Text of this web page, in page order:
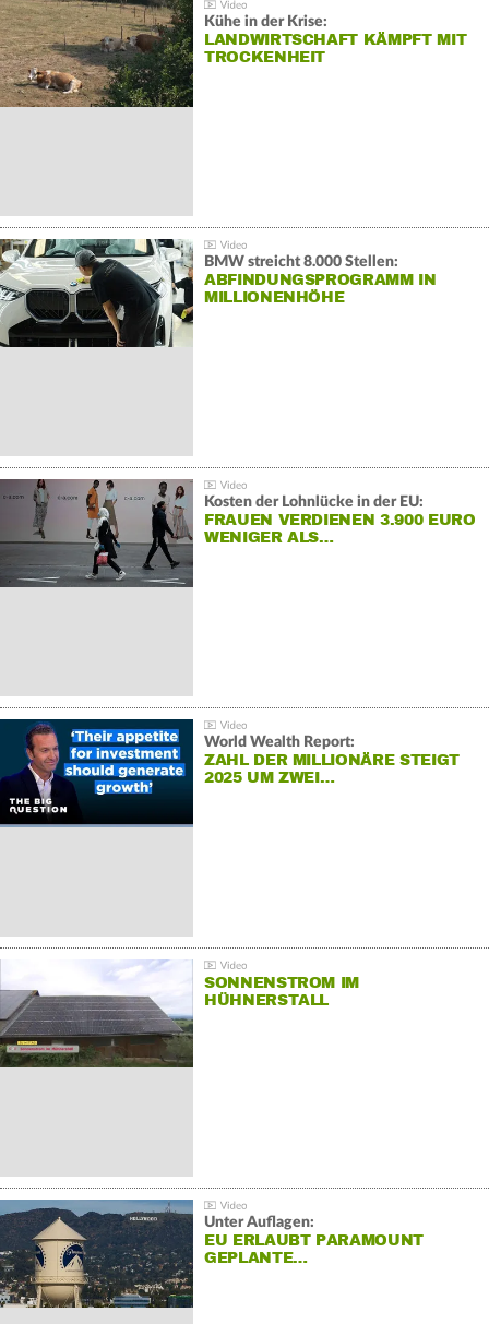
Kühe in der Krise:
LANDWIRTSCHAFT KÄMPFT MIT
TROCKENHEIT
BMW streicht 8.000 Stellen:
ABFINDUNGSPROGRAMM IN
MILLIONENHÖHE
Kosten der Lohnlücke in der EU:
FRAUEN VERDIENEN 3.900 EURO
WENIGER ALS…
World Wealth Report:
ZAHL DER MILLIONÄRE STEIGT
2025 UM ZWEI…
SONNENSTROM IM
HÜHNERSTALL
Unter Auflagen:
EU ERLAUBT PARAMOUNT
GEPLANTE…